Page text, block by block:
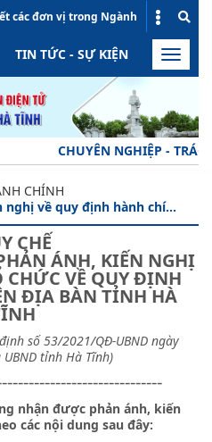
các đơn vị trong Ngành
TIN TỨC - SỰ KIỆN HOẠT
Toggle
CHUYÊN NGHIỆP -
CHÍNH
nghị về quy định hành chí...
CHẾ
ÁNH, KIẾN NGHỊ
CHỨC VỀ QUY ĐỊNH
ĐỊA BÀN TỈNH HÀ
số 53/2021/QĐ-UBND ngày
tỉnh Hà Tĩnh)
nhận được phản ánh, kiến
các nội dung sau đây: